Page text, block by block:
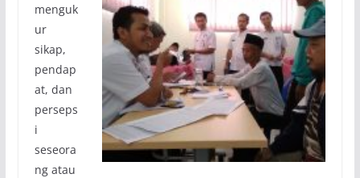
menguk
ur
sikap,
pendap
at, dan
perseps
i
seseora
ng atau